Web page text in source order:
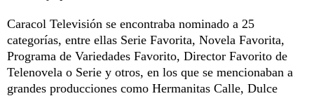
Caracol Televisión se encontraba nominado a 25
categorías, entre ellas Serie Favorita, Novela Favorita,
Programa de Variedades Favorito, Director Favorito de
Telenovela o Serie y otros, en los que se mencionaban a
grandes producciones como Hermanitas Calle, Dulce